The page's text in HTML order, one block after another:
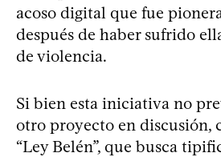
acoso digital que fue
después de haber sufrido
de violencia.
Si bien esta iniciativa no
otro proyecto en discusión,
“Ley Belén”, que busca